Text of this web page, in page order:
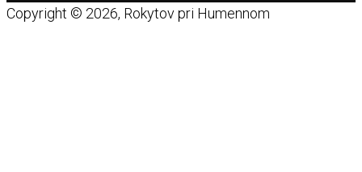
Copyright © 2026, Rokytov pri Humennom